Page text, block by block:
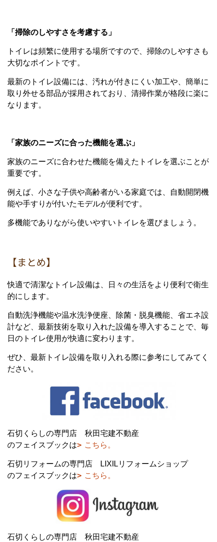
「掃除のしやすさを考慮する」
トイレは頻繁に使用する場所ですので、掃除のしやすさも
大切なポイントです。
最新のトイレ設備には、汚れが付きにくい加工や、簡単に
取り外せる部品が採用されており、清掃作業が格段に楽に
なります。
「家族のニーズに合った機能を選ぶ」
家族のニーズに合わせた機能を備えたトイレを選ぶことが
重要です。
例えば、小さな子供や高齢者がいる家庭では、自動開閉機
能や手すりが付いたモデルが便利です。
多機能でありながら使いやすいトイレを選びましょう。
【まとめ】
快適で清潔なトイレ設備は、日々の生活をより便利で衛生
的にします。
自動洗浄機能や温水洗浄便座、除菌・脱臭機能、省エネ設
計など、最新技術を取り入れた設備を導入することで、毎
日のトイレ使用が快適に変わります。
ぜひ、最新トイレ設備を取り入れる際に参考にしてみてく
ださい。
石切くらしの専門店 秋田宅建不動産
のフェイスブックは
こちら。
石切リフォームの専門店 LIXILリフォームショップ
のフェイスブックは
こちら。
石切くらしの専門店 秋田宅建不動産